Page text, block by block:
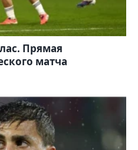
Прямая
матча